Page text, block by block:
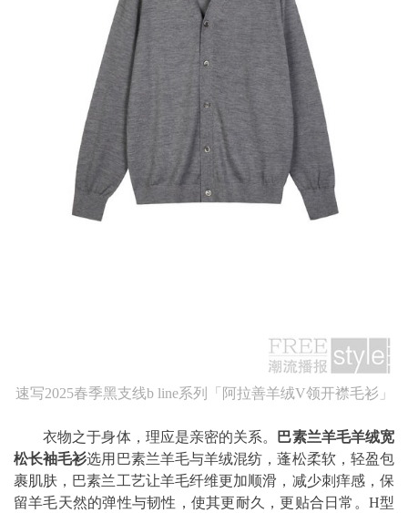
速写2025春季黑支线b line系列「阿拉善羊绒V领开襟毛衫」
衣物之于身体，理应是亲密的关系。
巴素兰羊毛羊绒宽
松长袖毛衫选用巴素兰羊毛与羊绒混纺，蓬松柔软，轻盈包
裹肌肤，巴素兰工艺让羊毛纤维更加顺滑，减少刺痒感，保
留羊毛天然的弹性与韧性，使其更耐久，更贴合日常。H型